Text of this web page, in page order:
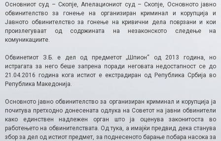
Основниот суд – Скопје, Апелациониот суд – Скопје, Основното јавно
обвинителство за гонење на организиран криминал и корупција и
Јавното обвинителство за гонење на кривични дела поврзани и кои
произлегуваат од содржината на незаконското следење на
комуникациите.
Обвинетиот З.Б. е дел од предметот „Шпион“ од 2013 година, но
истрагата за него беше запрена поради неговата недостапност се до
21.04.2016 година кога истиот е екстрадиран од Република Србија во
Република Македонија.
Основното јавно обвинителство за организиран криминал и корупција ја
почитува претходно донесената одлука на Советот на јавни обвинители
како единствен надлежен орган што ја оценува законитоста во
работењето на обвинителствата. Од тука, а имајќи предвид дека станува
збор за дел од истиот предмет, за поднесеното барање побара насока за